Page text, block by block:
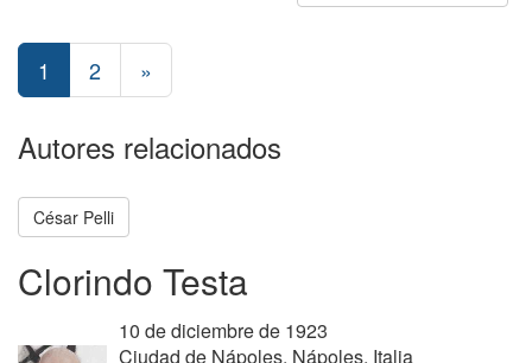
1 2 »
Autores relacionados
César Pelli
Clorindo Testa
10 de diciembre de 1923
Ciudad de Nápoles, Nápoles, Italia